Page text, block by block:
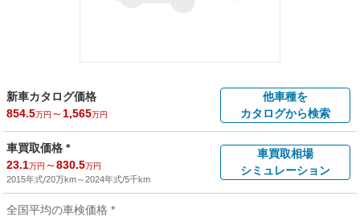
新車カタログ価格
854.5万円 ～ 1,565万円
他車種を
カタログから検索
車買取価格 *
23.1万円 ～830.5万円
2015年式/20万km～2024年式/5千km
車買取相場
シミュレーション
全国平均の車検価格 *